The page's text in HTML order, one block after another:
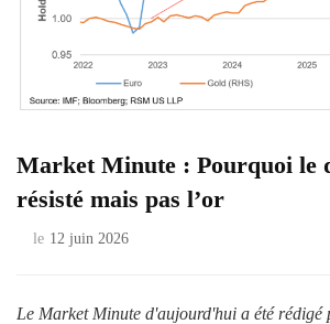
Market Minute : Pourquoi le
résisté mais pas l’or
le 12 juin 2026
Le Market Minute d'aujourd'hui a été rédigé